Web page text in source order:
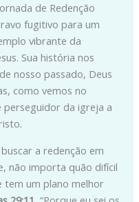
de Redenção
fugitivo para um
vibrante da
Sua história nos
nosso passado, Deus
como vemos no
perseguidor da igreja a
a redenção em
não importa quão difícil
tem um plano melhor